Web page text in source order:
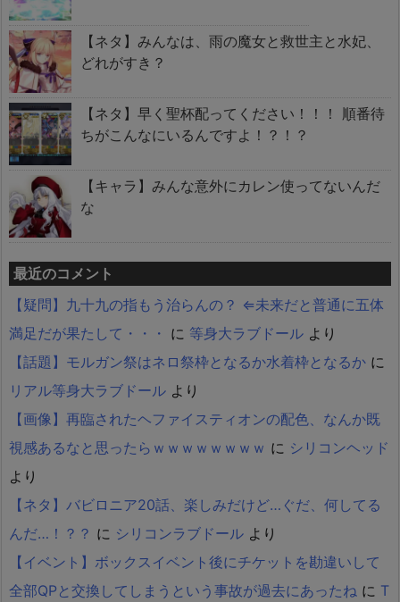
【ネタ】みんなは、雨の魔女と救世主と水妃、
どれがすき？
【ネタ】早く聖杯配ってください！！！ 順番待
ちがこんなにいるんですよ！？！？
【キャラ】みんな意外にカレン使ってないんだ
な
最近のコメント
【疑問】九十九の指もう治らんの？ ⇐未来だと普通に五体
満足だが果たして・・・ に 等身大ラブドール より
【話題】モルガン祭はネロ祭枠となるか水着枠となるか に
リアル等身大ラブドール より
【画像】再臨されたヘファイスティオンの配色、なんか既
視感あるなと思ったらｗｗｗｗｗｗｗｗ に シリコンヘッド
より
【ネタ】バビロニア20話、楽しみだけど…ぐだ、何してる
んだ…！？？ に シリコンラブドール より
【イベント】ボックスイベント後にチケットを勘違いして
全部QPと交換してしまうという事故が過去にあったね に T